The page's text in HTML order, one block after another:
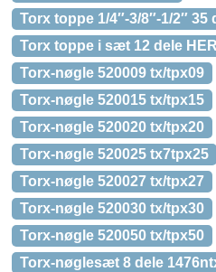
Torx toppe 1/4″-3/8″-1/2″ 35
Torx toppe i sæt 12 dele
Torx-nøgle 520009 tx/tpx09
Torx-nøgle 520015 tx/tpx15
Torx-nøgle 520020 tx/tpx20
Torx-nøgle 520025 tx7tpx25
Torx-nøgle 520027 tx/tpx27
Torx-nøgle 520030 tx/tpx30
Torx-nøgle 520050 tx/tpx50
Torx-nøglesæt 8 dele